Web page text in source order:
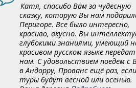
Катя, спасибо Вам за чудесную
сказку, которую Вы нам
Перигоре. Все было интересно,
красиво, вкусно. Вы
глубокими знаниями, умеющий
красивом русском языке
нам. С удовольствием поедем с
в Андорру, Прованс ещё раз, если
туры будут весной или осенью.